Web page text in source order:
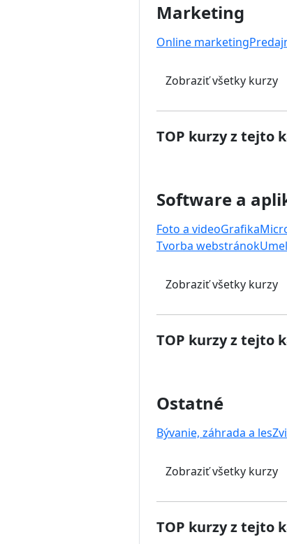
Marketing
Online marketing
Zobraziť všetky kurzy
TOP kurzy z tejto
Software a
Foto a videoGrafika
Tvorba webstránok
Zobraziť všetky kurzy
TOP kurzy z tejto
Ostatné
Bývanie, záhrada a les
Zobraziť všetky kurzy
TOP kurzy z tejto